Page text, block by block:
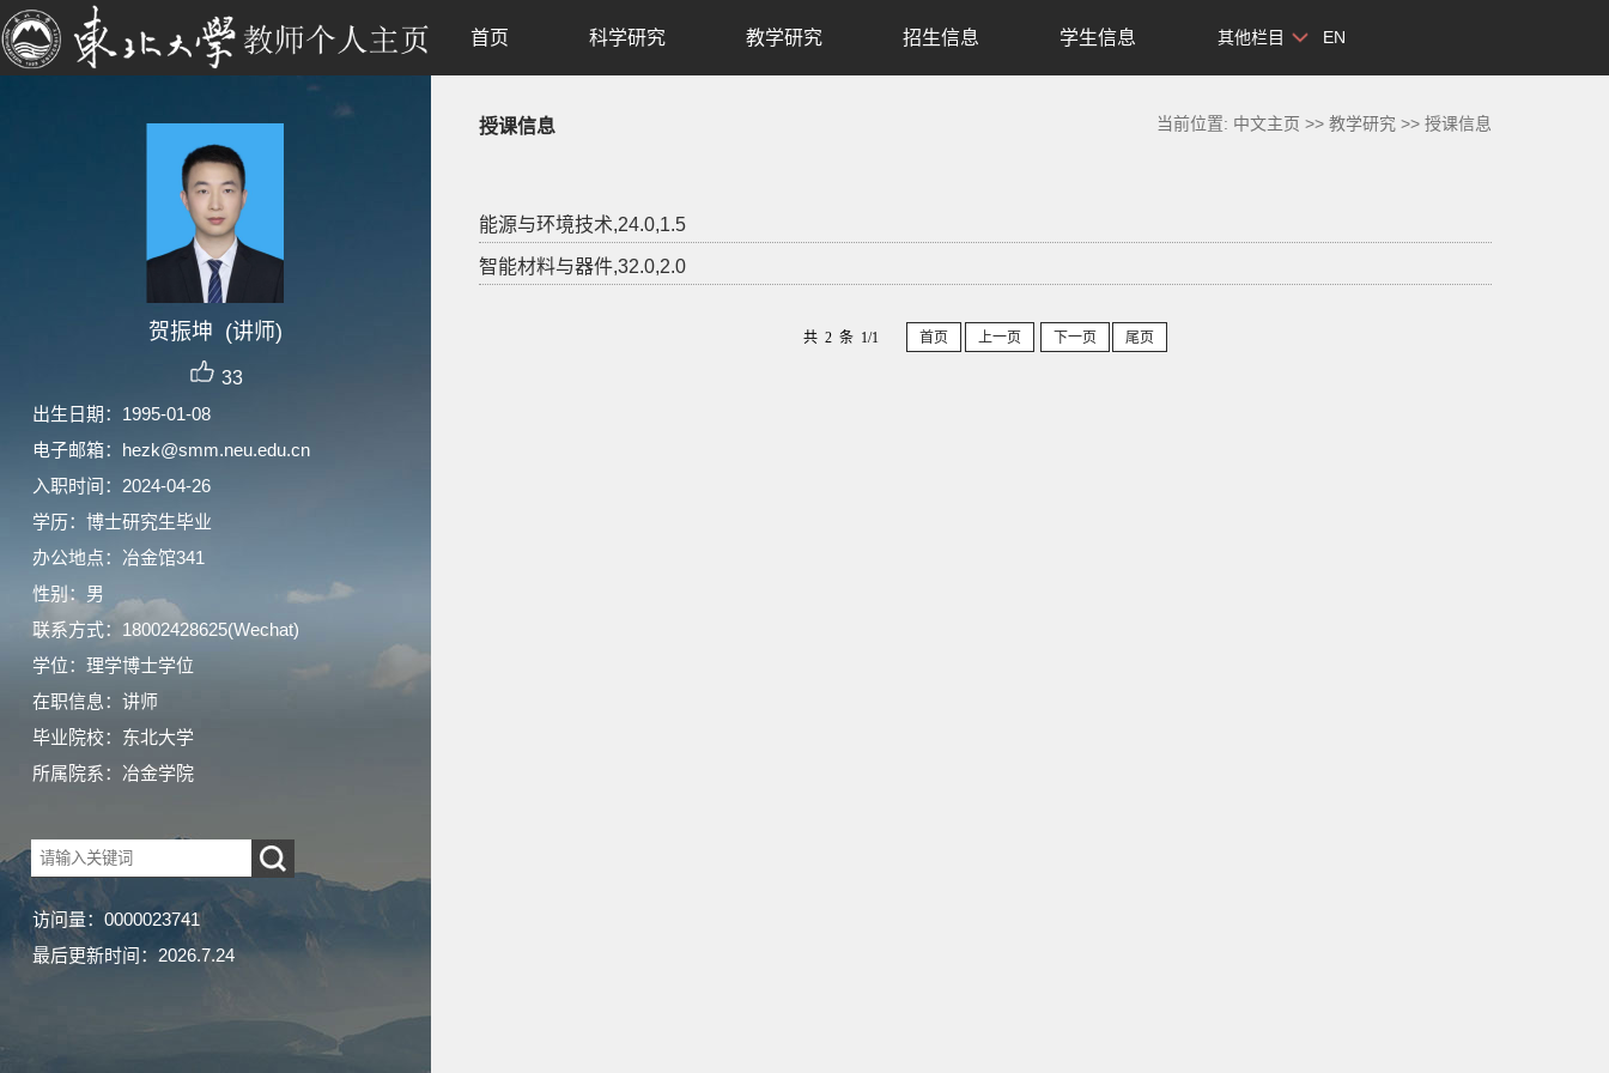
贺振坤 (讲师)
33
出生日期：1995-01-08
电子邮箱： hezk@smm.neu.edu.cn
入职时间：2024-04-26
学历：博士研究生毕业
办公地点：冶金馆341
性别：男
联系方式： 18002428625(Wechat)
学位：理学博士学位
在职信息：讲师
毕业院校：东北大学
所属院系：冶金学院
访问量： 0000023741
最后更新时间： 2026.7.24
首页 科学研究 教学研究 招生信息 学生信息 其他栏目 EN
授课信息 当前位置: 中文主页 >>教学研究 >>授课信息
能源与环境技术,24.0,1.5
智能材料与器件,32.0,2.0
共 2 条 1/1 首页 上一页 下一页 尾页